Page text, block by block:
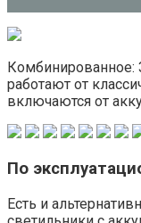
Комбинированное:
работают от
включаются от
По
Есть и